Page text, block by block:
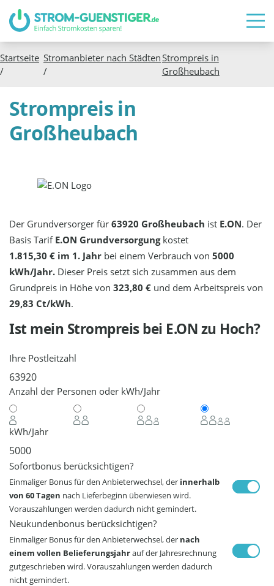
Startseite
/
Stromanbieter nach Städten
/
Strompreis in
Großheubach
Strompreis in
Großheubach
Der Grundversorger für63920 Großheubach ist E.ON. Der
Basis Tarif E.ON Grundversorgungkostet
1.815,30 € im 1. Jahr bei einem Verbrauch von5000
kWh/Jahr. Dieser Preis setzt sich zusammen aus dem
Grundpreis in Höhe von323,80 € und dem Arbeitspreis von
29,83 Ct/kWh.
Ist mein Strompreis bei E.ONzu Hoch?
Ihre Postleitzahl
Anzahl der Personen oder kWh/Jahr
kWh/Jahr
Sofortbonus berücksichtigen?
Einmaliger Bonus für den Anbieterwechsel, der innerhalb
von 60 Tagen nach Lieferbeginn überwiesen wird.
Vorauszahlungen werden dadurch nicht gemindert.
Neukundenbonus berücksichtigen?
Einmaliger Bonus für den Anbieterwechsel, der nach
einem vollen Belieferungsjahrauf der Jahresrechnung
gutgeschrieben wird. Vorauszahlungen werden dadurch
nicht gemindert.